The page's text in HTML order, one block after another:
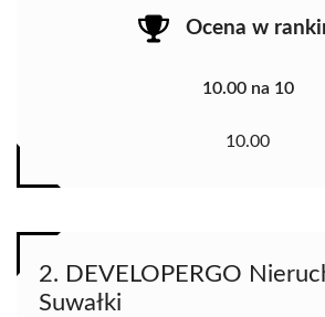
Ocena w
10.00 na 10
10.00
2. DEVELOPERGO
Suwałki